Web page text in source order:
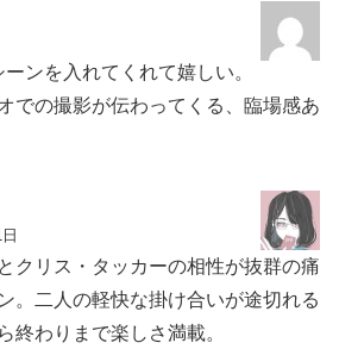
ンを入れてくれて嬉しい。
での撮影が伝わってくる、臨場感あ
クリス・タッカーの相性が抜群の痛
。二人の軽快な掛け合いが途切れる
終わりまで楽しさ満載。